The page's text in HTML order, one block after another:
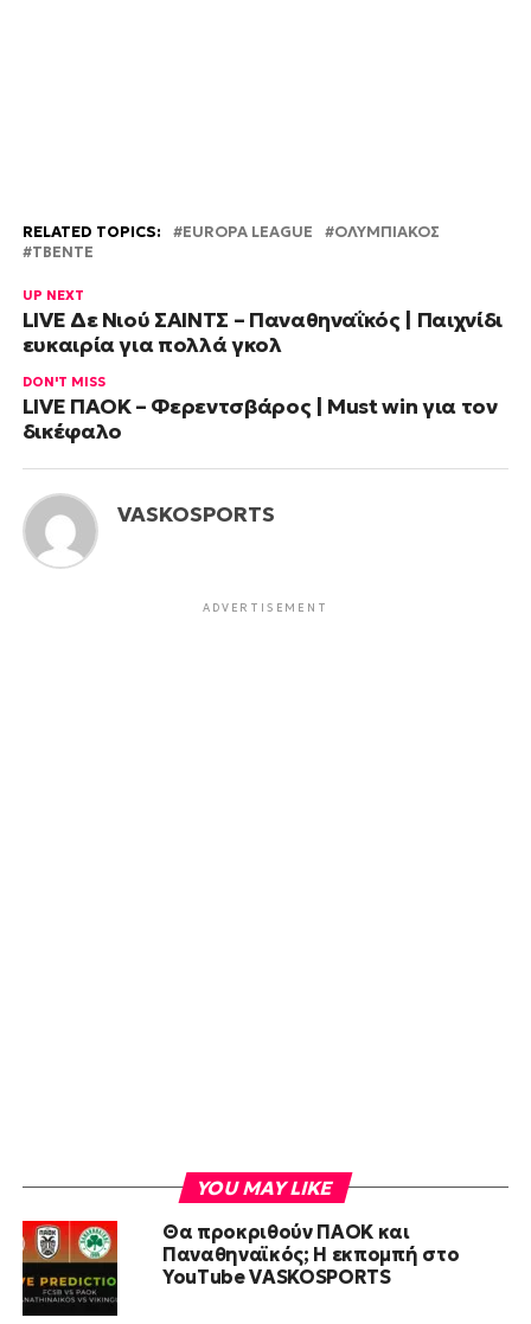
RELATED TOPICS: EUROPA LEAGUE
ΟΛΥΜΠΙΑΚΟΣ
ΤΒΕΝΤΕ
UP NEXT
LIVE Δε Νιού ΣΑΙΝΤΣ – Παναθηναΐκός | Παιχνίδι
ευκαιρία για πολλά γκολ
DON'T MISS
LIVE ΠΑΟΚ – Φερεντσβάρος | Must win για τον
δικέφαλο
VASKOSPORTS
ADVERTISEMENT
YOU MAY LIKE
Θα προκριθούν ΠΑΟΚ και
Παναθηναϊκός; Η εκπομπή στο
YouTube VASKOSPORTS